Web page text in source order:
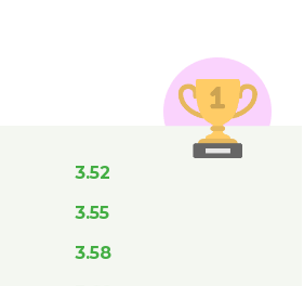
3.52
3.55
3.58